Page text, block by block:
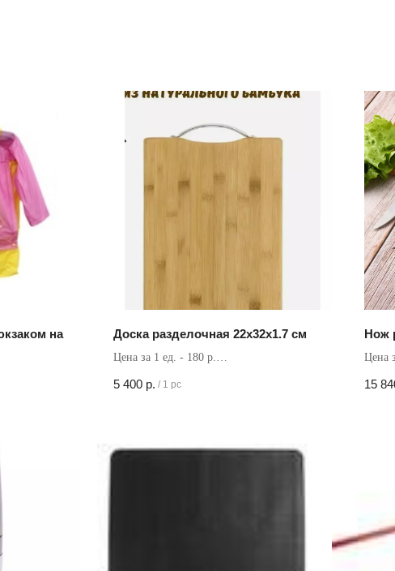
на
Доска разделочная 22х32х1.7 см
Цена за 1 ед. - 180 р.
5 400 р. / 1 pc
Нож
Цена
15